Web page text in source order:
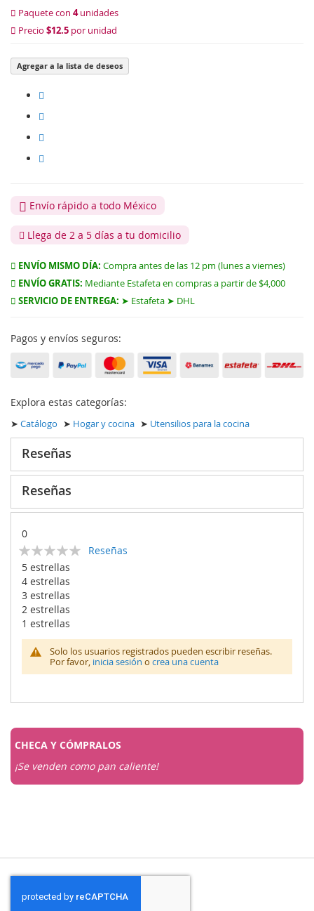
Paquete con 4unidades
Precio $12.5 por unidad
Agregar a la lista de deseos
Envío rápido a todo México
Llega de 2 a 5 días a tu domicilio
ENVÍO MISMO DÍA: Compra antes de las 12 pm (lunes a viernes)
ENVÍO GRATIS: Mediante Estafeta en compras a partir de $4,000
SERVICIO DE ENTREGA: ➤ Estafeta ➤ DHL
Pagos y envíos seguros:
Explora estas categorías:
➤ Catálogo ➤ Hogar y cocina ➤ Utensilios para la cocina
Reseñas
Reseñas
0
Calificación:
% of100
Reseñas
5 estrellas
4 estrellas
3 estrellas
2 estrellas
1 estrellas
Solo los usuarios registrados pueden escribir reseñas.
Por favor, inicia sesión o crea una cuenta
CHECA Y CÓMPRALOS
¡Se venden como pan caliente!